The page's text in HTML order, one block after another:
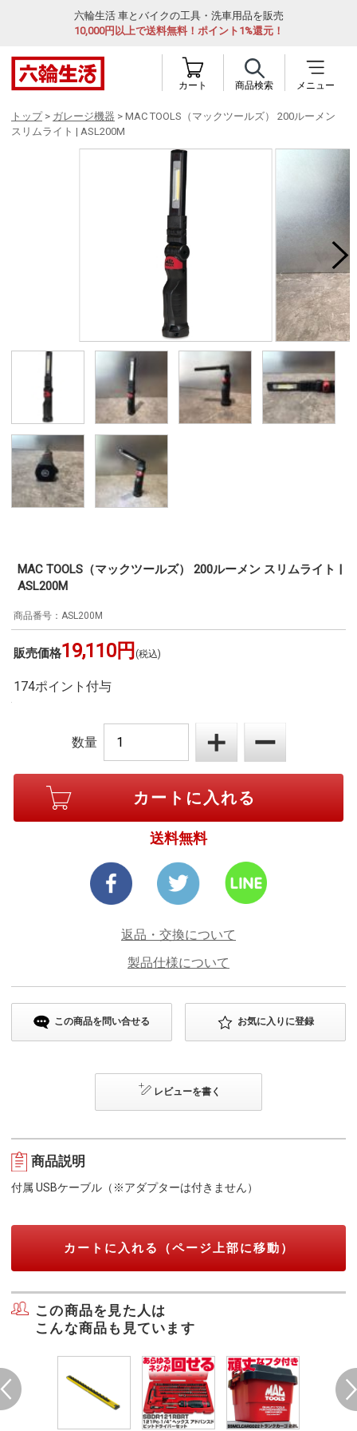
六輪生活 車とバイクの工具・洗車用品を販売
10,000円以上で送料無料！ポイント1%還元！
カート 商品検索 メニュー
トップ> ガレージ機器 > MAC TOOLS（マックツールズ） 200ルーメン
スリムライト | ASL200M
MAC TOOLS（マックツールズ） 200ルーメン スリムライト |
ASL200M
ASL200M
販売価格19,110円 (税込)
174ポイント付与
数量
送料無料
返品・交換について
製品仕様について
この商品を問い合せる お気に入りに登録
レビューを書く
商品説明
付属 USBケーブル（※アダプターは付きません）
カートに入れる（ページ上部に移動）
この商品を見た人は
こんな商品も見ています